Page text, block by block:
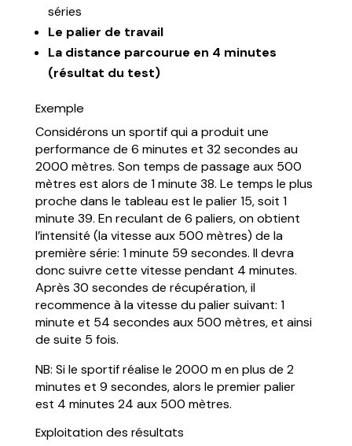
séries
Le palier de travail
La distance parcourue en 4 minutes
(résultat du test)
Exemple
Considérons un sportif qui a produit une
performance de 6 minutes et 32 secondes au
2000 mètres. Son temps de passage aux 500
mètres est alors de 1 minute 38. Le temps le plus
proche dans le tableau est le palier 15, soit 1
minute 39. En reculant de 6 paliers, on obtient
l’intensité (la vitesse aux 500 mètres) de la
première série: 1 minute 59 secondes. Il devra
donc suivre cette vitesse pendant 4 minutes.
Après 30 secondes de récupération, il
recommence à la vitesse du palier suivant: 1
minute et 54 secondes aux 500 mètres, et ainsi
de suite 5 fois.
NB: Si le sportif réalise le 2000 m en plus de 2
minutes et 9 secondes, alors le premier palier
est 4 minutes 24 aux 500 mètres.
Exploitation des résultats